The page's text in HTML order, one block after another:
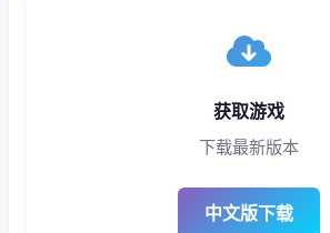
获取游戏
下载最新版本
中文版下载